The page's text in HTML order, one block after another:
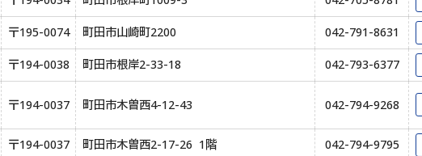
〒195-0074 町田市山崎町2200 042-791-8631
〒194-0038 町田市根岸2-33-18 042-793-6377
〒194-0037 町田市木曽西4-12-43 042-794-9268
〒194-0037 町田市木曽西2-17-26 1階 042-794-9795